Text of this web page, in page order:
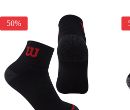
50%